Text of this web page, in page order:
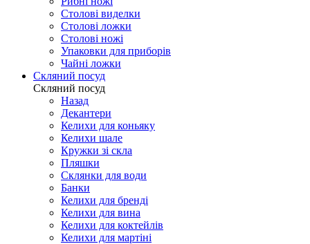
Столові виделки
Столові ложки
Столові ножі
Упаковки для приборів
Чайні ложки
Скляний посуд
Скляний посуд
Назад
Декантери
Келихи для коньяку
Келихи шале
Кружки зі скла
Пляшки
Склянки для води
Банки
Келихи для бренді
Келихи для вина
Келихи для коктейлів
Келихи для мартіні